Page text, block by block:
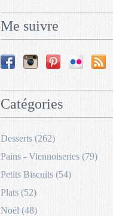
Me suivre
Catégories
Desserts (262)
Pains - Viennoiseries (79)
Petits Biscuits (54)
Plats (52)
Noël (48)